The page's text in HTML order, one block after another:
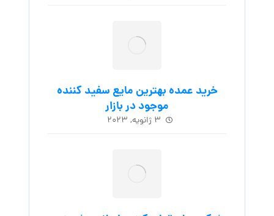
خرید عمده بهترین مایع سفید کننده
موجود در بازار
۳ ژانویه, ۲۰۲۳